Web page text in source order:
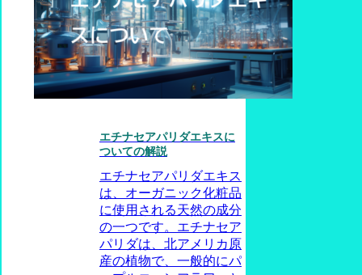
エチナセアパリダエキスに
ついての解説
エチナセアパリダエキス
は、オーガニック化粧品
に使用される天然の成分
の一つです。エチナセア
パリダは、北アメリカ原
産の植物で、一般的にパ